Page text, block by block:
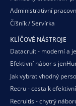
Administrativní
Číšník / Servírka
KLÍČOVÉ NÁSTROJE
Datacruit - moderní a
Efektivní nábor s
Jak vybrat vhodný
Recru - cesta k
Recruitis - chytrý